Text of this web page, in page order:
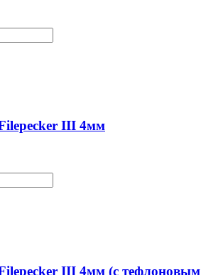
III 4мм
III 4мм (с тефлоновым